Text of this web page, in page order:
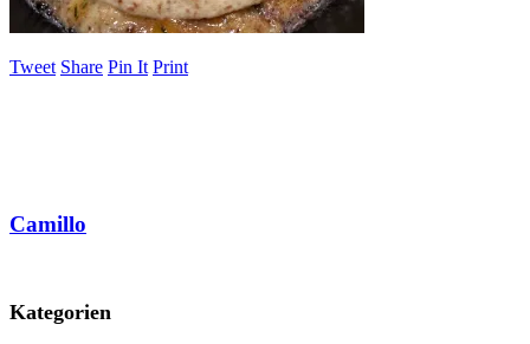
Tweet Share Pin It Print
Camillo
Kategorien